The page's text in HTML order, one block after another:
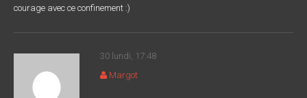
courage avec ce confinement :)
30 lundi, 17:48
Margot